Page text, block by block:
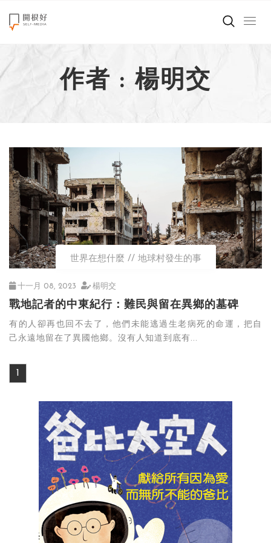
來點正能量
世界在想什麼
創造美好生活
職場商業經濟
影片專區
關於我們
作者 : 楊明交
世界在想什麼 地球村發生的事
十一月 08, 2023 楊明交
戰地記者的中東紀行：難民與留在異鄉的墓碑
有的人卻再也回不去了，他們未能逃過生老病死的命運，把自
己永遠地留在了異國他鄉。沒有人知道到底有...
1